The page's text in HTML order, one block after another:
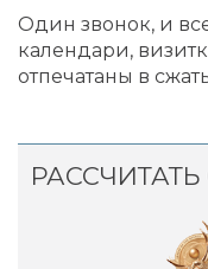
Один звонок, и
календари,
отпечатаны в